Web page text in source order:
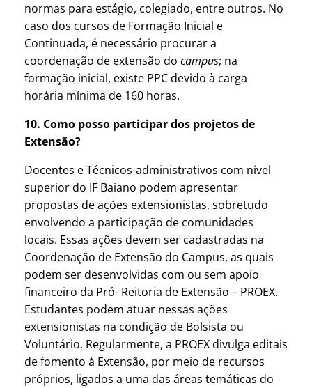
normas para estágio, colegiado, entre outros. No
caso dos cursos de Formação Inicial e
Continuada, é necessário procurar a
coordenação de extensão do campus; na
formação inicial, existe PPC devido à carga
horária mínima de 160 horas.
10. Como posso participar dos projetos de
Extensão?
Docentes e Técnicos-administrativos com nível
superior do IF Baiano podem apresentar
propostas de ações extensionistas, sobretudo
envolvendo a participação de comunidades
locais. Essas ações devem ser cadastradas na
Coordenação de Extensão do Campus, as quais
podem ser desenvolvidas com ou sem apoio
financeiro da Pró- Reitoria de Extensão – PROEX.
Estudantes podem atuar nessas ações
extensionistas na condição de Bolsista ou
Voluntário. Regularmente, a PROEX divulga editais
de fomento à Extensão, por meio de recursos
próprios, ligados a uma das áreas temáticas do